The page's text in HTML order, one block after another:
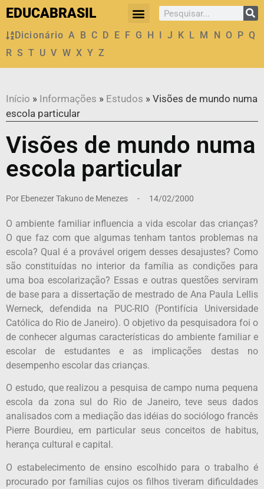
EDUCABRASIL
Dicionário A B C D E F G H I J K L M N O P Q
R S T U V W X Y Z
Início » Informações » Estudos » Visões de mundo numa
escola particular
Visões de mundo numa
escola particular
Por Ebenezer Takuno de Menezes - 14/02/2000
O ambiente familiar influencia a vida escolar das crianças?
O que faz com que algumas tenham tantos problemas na
escola? Qual é a provável origem desses desajustes? Como
são constituídas no interior da família as condições para
uma boa escolarização? Essas e outras questões serviram
de base para a dissertação de mestrado de Ana Paula Lellis
Werneck, defendida na PUC-RIO (Pontifícia Universidade
Católica do Rio de Janeiro). O objetivo da pesquisadora foi o
de conhecer algumas características do ambiente familiar e
escolar de estudantes e as implicações destas no
desempenho escolar das crianças.
O estudo, que realizou a pesquisa de campo numa pequena
escola da zona sul do Rio de Janeiro, teve seus dados
analisados com a mediação das idéias do sociólogo francês
Pierre Bourdieu, em particular seus conceitos de habitus,
herança cultural e capital.
O estabelecimento de ensino escolhido para o trabalho é
procurado por famílias cujos os filhos tiveram dificuldades